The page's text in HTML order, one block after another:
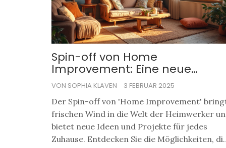
Spin-off von Home
Improvement: Eine neue
Perspektive auf
Heimverschönerung
VON SOPHIA KLAVEN 3 FEBRUAR 2025
Der Spin-off von 'Home Improvement'
frischen Wind in die Welt der Heimwerker
bietet neue Ideen und Projekte für jedes
Zuhause. Entdecken Sie die Möglichkeiten, die